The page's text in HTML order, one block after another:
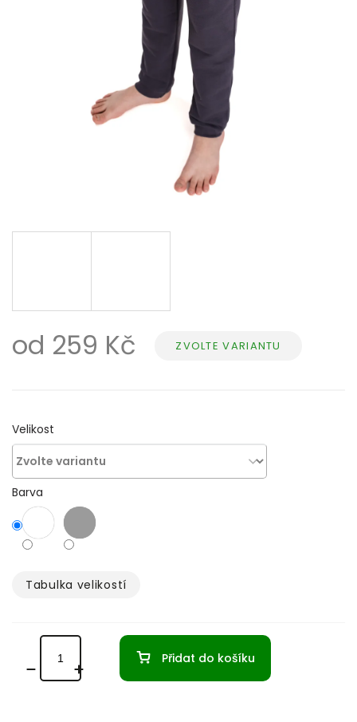
od 259 Kč Měrná
ZVOLTE VARIANTU
Velikost
Barva
Tabulka velikostí­
Přidat do košíku